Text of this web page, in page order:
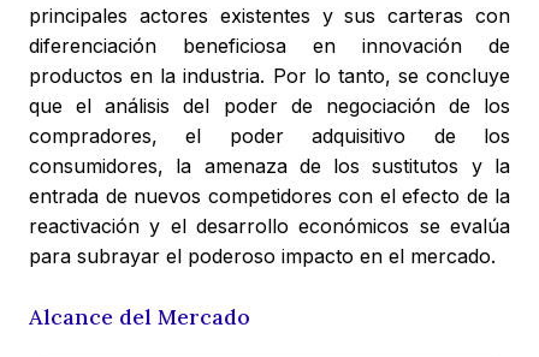
principales actores existentes y sus carteras con
diferenciación beneficiosa en innovación de
productos en la industria. Por lo tanto, se concluye
que el análisis del poder de negociación de los
compradores, el poder adquisitivo de los
consumidores, la amenaza de los sustitutos y la
entrada de nuevos competidores con el efecto de la
reactivación y el desarrollo económicos se evalúa
para subrayar el poderoso impacto en el mercado.
Alcance del Mercado